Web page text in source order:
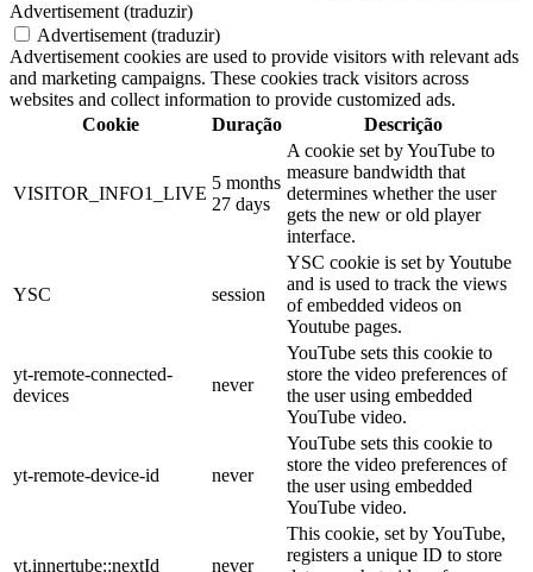
Advertisement (traduzir)
Advertisement (traduzir)
Advertisement cookies are used to provide visitors with relevant ads
and marketing campaigns. These cookies track visitors across
websites and collect information to provide customized ads.
Cookie
Duração Descrição
VISITOR_INFO1_LIVE
5 months
27 days
A cookie set by YouTube to
measure bandwidth that
determines whether the user
gets the new or old player
interface.
YSC session
YSC cookie is set by Youtube
and is used to track the views
of embedded videos on
Youtube pages.
yt-remote-connected-
devices
never
YouTube sets this cookie to
store the video preferences of
the user using embedded
YouTube video.
yt-remote-device-id never
YouTube sets this cookie to
store the video preferences of
the user using embedded
YouTube video.
yt.innertube::nextId never
This cookie, set by YouTube,
registers a unique ID to store